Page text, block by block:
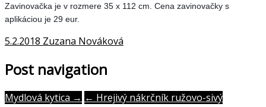
Zavinovačka je v rozmere 35 x 112 cm. Cena zavinovačky s
aplikáciou je 29 eur.
5.2.2018 Zuzana Nováková
Post navigation
Mydlová kytica → ← Hrejivý nákrčník ružovo-sivý